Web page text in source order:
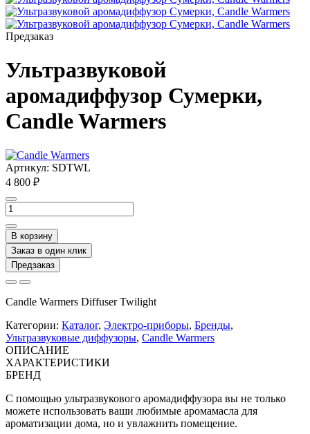
Предзаказ
Ультразвуковой
аромадиффузор Сумерки,
Candle Warmers
Артикул: SDTWL
4 800 ₽
В корзину
Заказ в один клик
Предзаказ
Candle Warmers Diffuser Twilight
Категории: Каталог, Электро-приборы, Бренды,
Ультразвуковые диффузоры, Candle Warmers
ОПИСАНИЕ
ХАРАКТЕРИСТИКИ
БРЕНД
С помощью ультразвукового аромадиффузора вы не только
можете использовать ваши любимые аромамасла для
ароматизации дома, но и увлажнить помещение.